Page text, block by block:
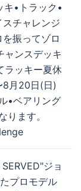
キ•トラック•
チャレンジ
振ってゾロ
ャンスデッキ
ラッキー夏休
8月20日(日)
•ベアリング
ります。
ジョ
プロモデル